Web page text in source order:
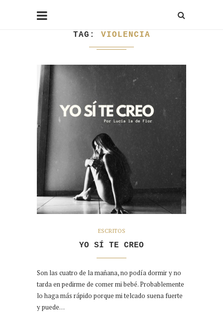
TAG VIOLENCIA
ESCRITOS
YO SÍ TE CREO
Son las cuatro de la mañana, no podía dormir y no
tarda en pedirme de comer mi bebé. Probablemente
lo haga más rápido porque mi telcado suena fuerte
y puede…